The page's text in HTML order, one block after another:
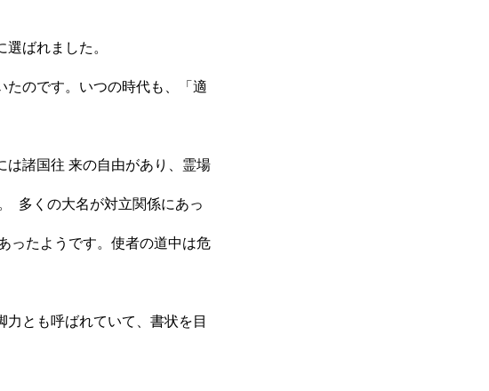
ばれました。
たのです。いつの時代も、「適
は諸国往 来の自由があり、霊場
多くの大名が対立関係にあっ
ったようです。使者の道中は危
とも呼ばれていて、書状を目